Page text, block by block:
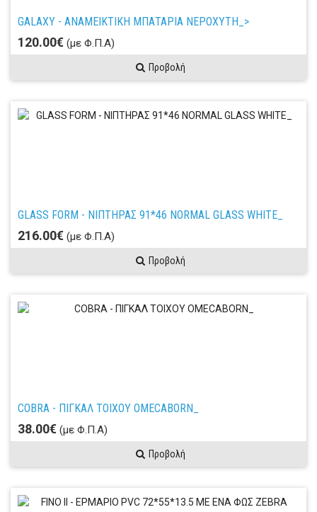
GALAXY - ΑΝΑΜΕΙΚΤΙΚΗ ΜΠΑΤΑΡΙΑ ΝΕΡΟΧΥΤΗ_>
120.00€ (με Φ.Π.Α)
Προβολή
GLASS FORM - ΝΙΠΤΗΡΑΣ 91*46 NORMAL GLASS WHITE_
216.00€ (με Φ.Π.Α)
Προβολή
COBRA - ΠΙΓΚΑΛ ΤΟΙΧΟΥ ΟΜΕCABORN_
38.00€ (με Φ.Π.Α)
Προβολή